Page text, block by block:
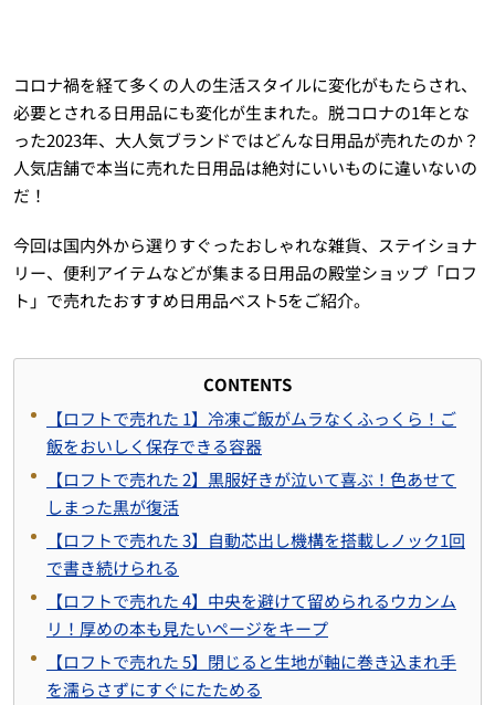
コロナ禍を経て多くの人の生活スタイルに変化がもたらされ、
必要とされる日用品にも変化が生まれた。脱コロナの1年とな
った2023年、大人気ブランドではどんな日用品が売れたのか？
人気店舗で本当に売れた日用品は絶対にいいものに違いないの
だ！
今回は国内外から選りすぐったおしゃれな雑貨、ステイショナ
リー、便利アイテムなどが集まる日用品の殿堂ショップ「ロフ
ト」で売れたおすすめ日用品ベスト5をご紹介。
CONTENTS
【ロフトで売れた 1】冷凍ご飯がムラなくふっくら！ご
飯をおいしく保存できる容器
【ロフトで売れた 2】黒服好きが泣いて喜ぶ！色あせて
しまった黒が復活
【ロフトで売れた 3】自動芯出し機構を搭載しノック1回
で書き続けられる
【ロフトで売れた 4】中央を避けて留められるウカンム
リ！厚めの本も見たいページをキープ
【ロフトで売れた 5】閉じると生地が軸に巻き込まれ手
を濡らさずにすぐにたためる